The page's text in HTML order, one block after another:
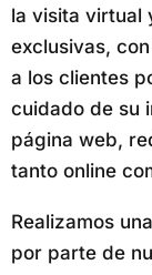
la visita virtual
exclusivas,
a los clientes
cuidado de su
página web,
tanto online
Realizamos
por parte de